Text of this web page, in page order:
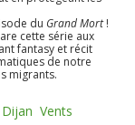
du Grand Mort!
cette série aux
fantasy et récit
de notre
migrants.
Dijan Vents